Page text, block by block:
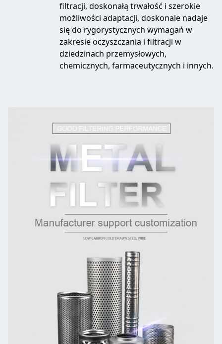
filtracji, doskonałą trwałość i szerokie
możliwości adaptacji, doskonale nadaje
się do rygorystycznych wymagań w
zakresie oczyszczania i filtracji w
dziedzinach przemysłowych,
chemicznych, farmaceutycznych i innych.